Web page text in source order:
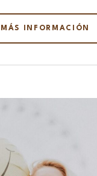
MÁS INFORMACIÓN